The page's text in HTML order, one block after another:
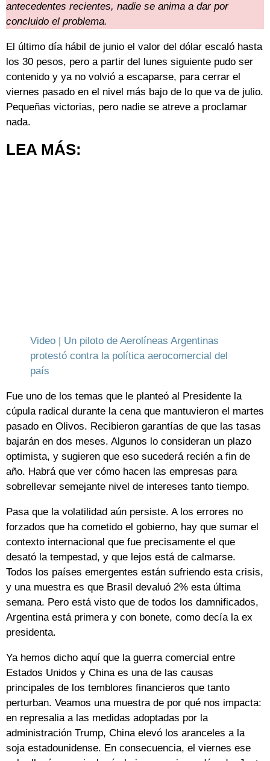
antecedentes recientes, nadie se anima a dar por
concluido el problema.
El último día hábil de junio el valor del dólar escaló hasta
los 30 pesos, pero a partir del lunes siguiente pudo ser
contenido y ya no volvió a escaparse, para cerrar el
viernes pasado en el nivel más bajo de lo que va de julio.
Pequeñas victorias, pero nadie se atreve a proclamar
nada.
LEA MÁS:
Video | Un piloto de Aerolíneas Argentinas
protestó contra la política aerocomercial del
país
Fue uno de los temas que le planteó al Presidente la
cúpula radical durante la cena que mantuvieron el martes
pasado en Olivos. Recibieron garantías de que las tasas
bajarán en dos meses. Algunos lo consideran un plazo
optimista, y sugieren que eso sucederá recién a fin de
año. Habrá que ver cómo hacen las empresas para
sobrellevar semejante nivel de intereses tanto tiempo.
Pasa que la volatilidad aún persiste. A los errores no
forzados que ha cometido el gobierno, hay que sumar el
contexto internacional que fue precisamente el que
desató la tempestad, y que lejos está de calmarse.
Todos los países emergentes están sufriendo esta crisis,
y una muestra es que Brasil devaluó 2% esta última
semana. Pero está visto que de todos los damnificados,
Argentina está primera y con bonete, como decía la ex
presidenta.
Ya hemos dicho aquí que la guerra comercial entre
Estados Unidos y China es una de las causas
principales de los temblores financieros que tanto
perturban. Veamos una muestra de por qué nos impacta:
en represalia a las medidas adoptadas por la
administración Trump, China elevó los aranceles a la
soja estadounidense. En consecuencia, el viernes ese